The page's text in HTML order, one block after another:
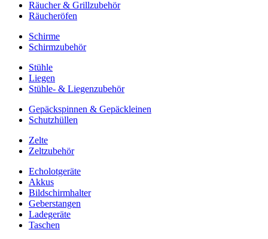
Räucher & Grillzubehör
Räucheröfen
Schirme
Schirmzubehör
Stühle
Liegen
Stühle- & Liegenzubehör
Gepäckspinnen & Gepäckleinen
Schutzhüllen
Zelte
Zeltzubehör
Echolotgeräte
Akkus
Bildschirmhalter
Geberstangen
Ladegeräte
Taschen